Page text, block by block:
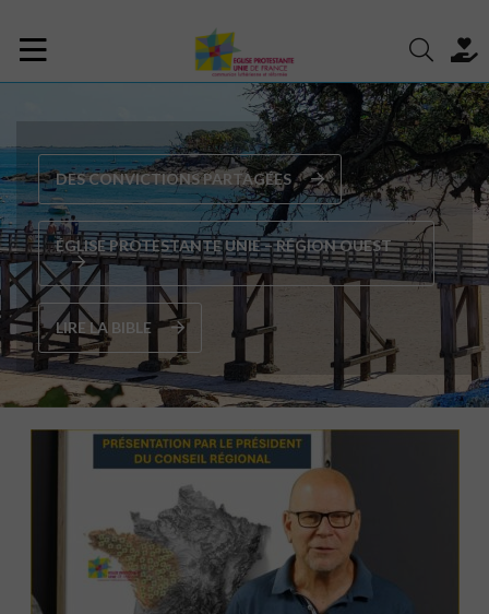
DES CONVICTIONS PARTAGÉES
ÉGLISE PROTESTANTE UNIE – RÉGION OUEST
LIRE LA BIBLE